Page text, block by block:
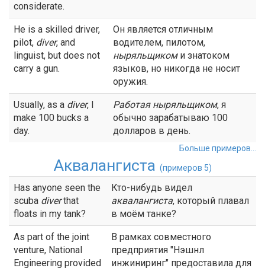
considerate.
He is a skilled driver,
pilot, diver, and
linguist, but does not
carry a gun.
Он является отличным
водителем, пилотом,
ныряльщикоми знатоком
языков, но никогда не носит
оружия.
Usually, as a diver, I
make 100 bucks a
day.
Работая ныряльщиком, я
обычно зарабатываю 100
долларов в день.
Больше примеров...
Аквалангиста (примеров 5)
Has anyone seen the
scuba diverthat
floats in my tank?
Кто-нибудь видел
аквалангиста, который плавал
в моём танке?
As part of the joint
venture, National
Engineering provided
В рамках совместного
предприятия "Нэшнл
инжиниринг" предоставила для